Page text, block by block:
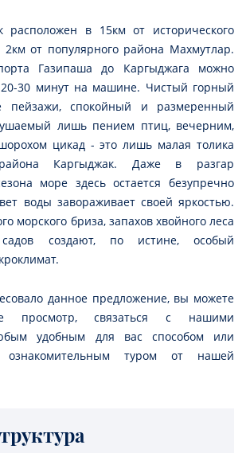
расположен в 15км от исторического
от популярного района Махмутлар.
Газипаша до Каргыджага можно
20-30 минут на машине. Чистый горный
пейзажи, спокойный и размеренный
лишь пением птиц, вечерним,
цикад - это лишь малая толика
Каргыджак. Даже в разгар
море здесь остается безупречно
воды завораживает своей яркостью.
морского бриза, запахов хвойного леса
создают, по истине, особый
данное предложение, вы можете
просмотр, связаться с нашими
удобным для вас способом или
ознакомительным туром от нашей